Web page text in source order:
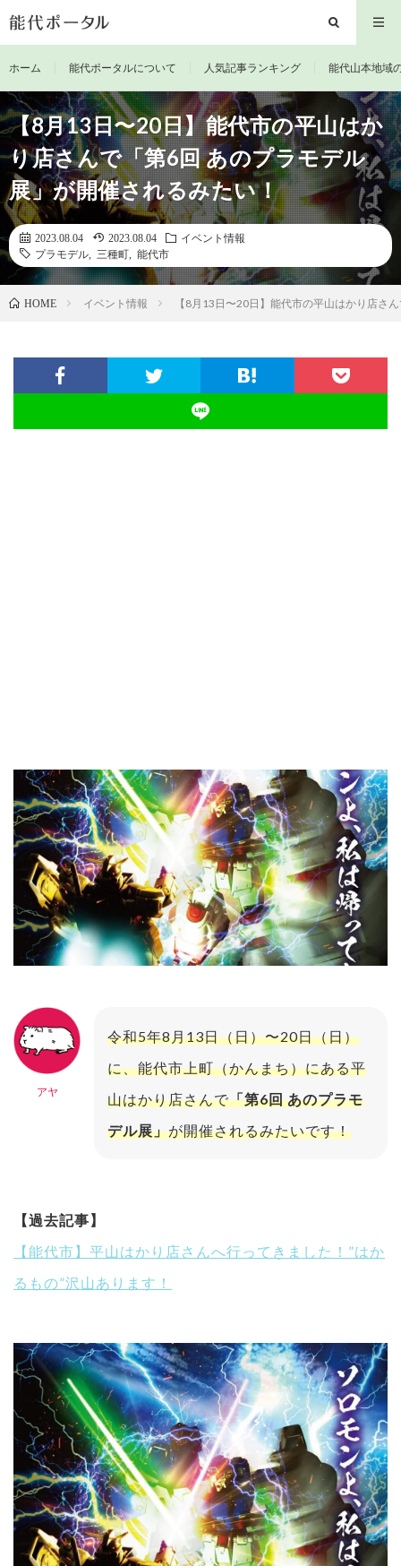
ホーム 能代ポータルについて 人気記事ランキング 能代山本地域
【8月13日〜20日】能代市の平山はか
り店さんで「第6回 あのプラモデル
展」が開催されるみたい！
2023.08.04 2023.08.04
イベント情報
プラモデル
三種町 能代市
HOME イベント情報 【8月13日〜20日】能代市の平山はかり店さ
アヤ
令和5年8月13日（日）〜20日（日）
に、能代市上町（かんまち）にある平
山はかり店さんで「第6回 あのプラモ
デル展」が開催されるみたいです！
【過去記事】
【能代市】平山はかり店さんへ行ってきました！”はか
るもの”沢山あります！